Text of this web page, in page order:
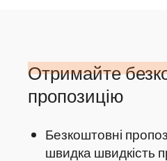
Отримайте
пропозицію
Безкоштовні
швидка швидкість